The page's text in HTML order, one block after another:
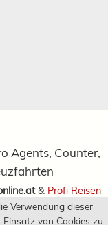
Verwendung dieser
von Cookies zu.
Agents, Counter,
& Profi Reisen